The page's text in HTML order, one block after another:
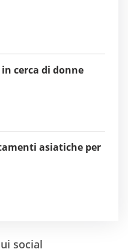
cerca di donne
asiatiche per
social